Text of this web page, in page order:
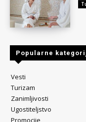
Popularne
Vesti
Turizam
Zanimljivosti
Ugostiteljstvo
Promocije